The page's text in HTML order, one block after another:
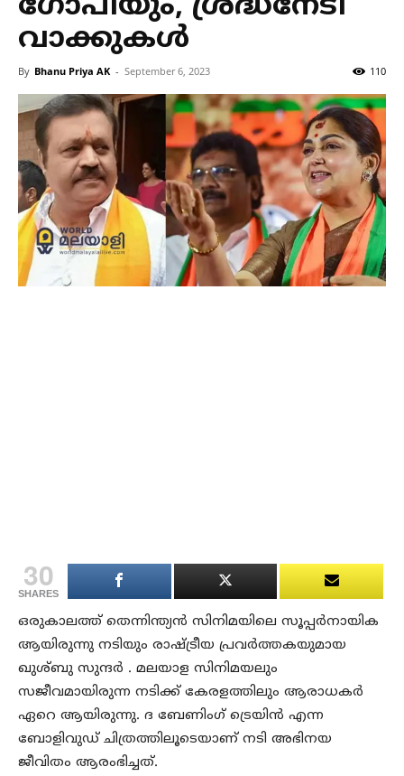
ഗോപിയും, ശ്രദ്ധനേടി
വാക്കുകള്‍
By Bhanu Priya AK - September 6, 2023 110
30
SHARES
ഒരുകാലത്ത് തെന്നിന്ത്യന്‍ സിനിമയിലെ സൂപ്പര്‍നായിക
ആയിരുന്നു നടിയും രാഷ്ട്രീയ പ്രവര്‍ത്തകയുമായ
ഖുശ്ബു സുന്ദര്‍ . മലയാള സിനിമയലും
സജീവമായിരുന്ന നടിക്ക് കേരളത്തിലും ആരാധകര്‍
ഏറെ ആയിരുന്നു. ദ ബേണിംഗ് ട്രെയിന്‍ എന്ന
ബോളിവുഡ് ചിത്രത്തിലൂടെയാണ് നടി അഭിനയ
ജീവിതം ആരംഭിച്ചത്.